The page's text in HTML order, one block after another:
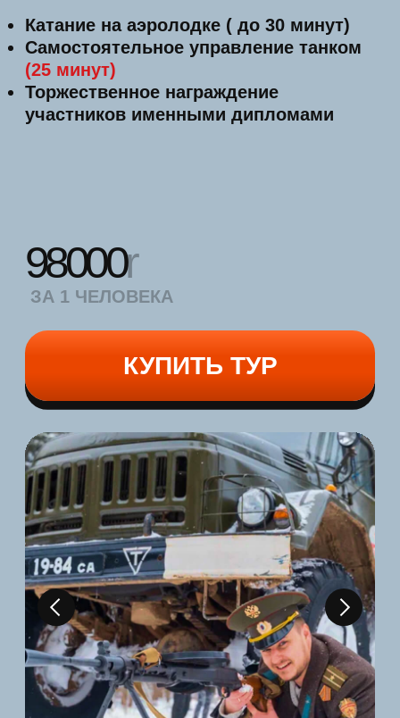
Самостоятельное управление танком
(25 минут)
Торжественное награждение участников
именными дипломами
КУПИТЬ ТУР
генералиссимус
5 ЧАСОВ